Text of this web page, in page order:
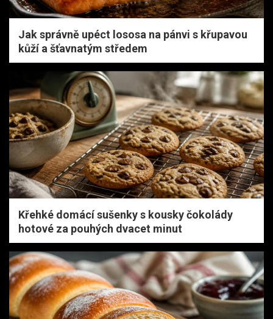
Jak správně upéct lososa na pánvi s křupavou
kůží a šťavnatým středem
Křehké domácí sušenky s kousky čokolády
hotové za pouhých dvacet minut